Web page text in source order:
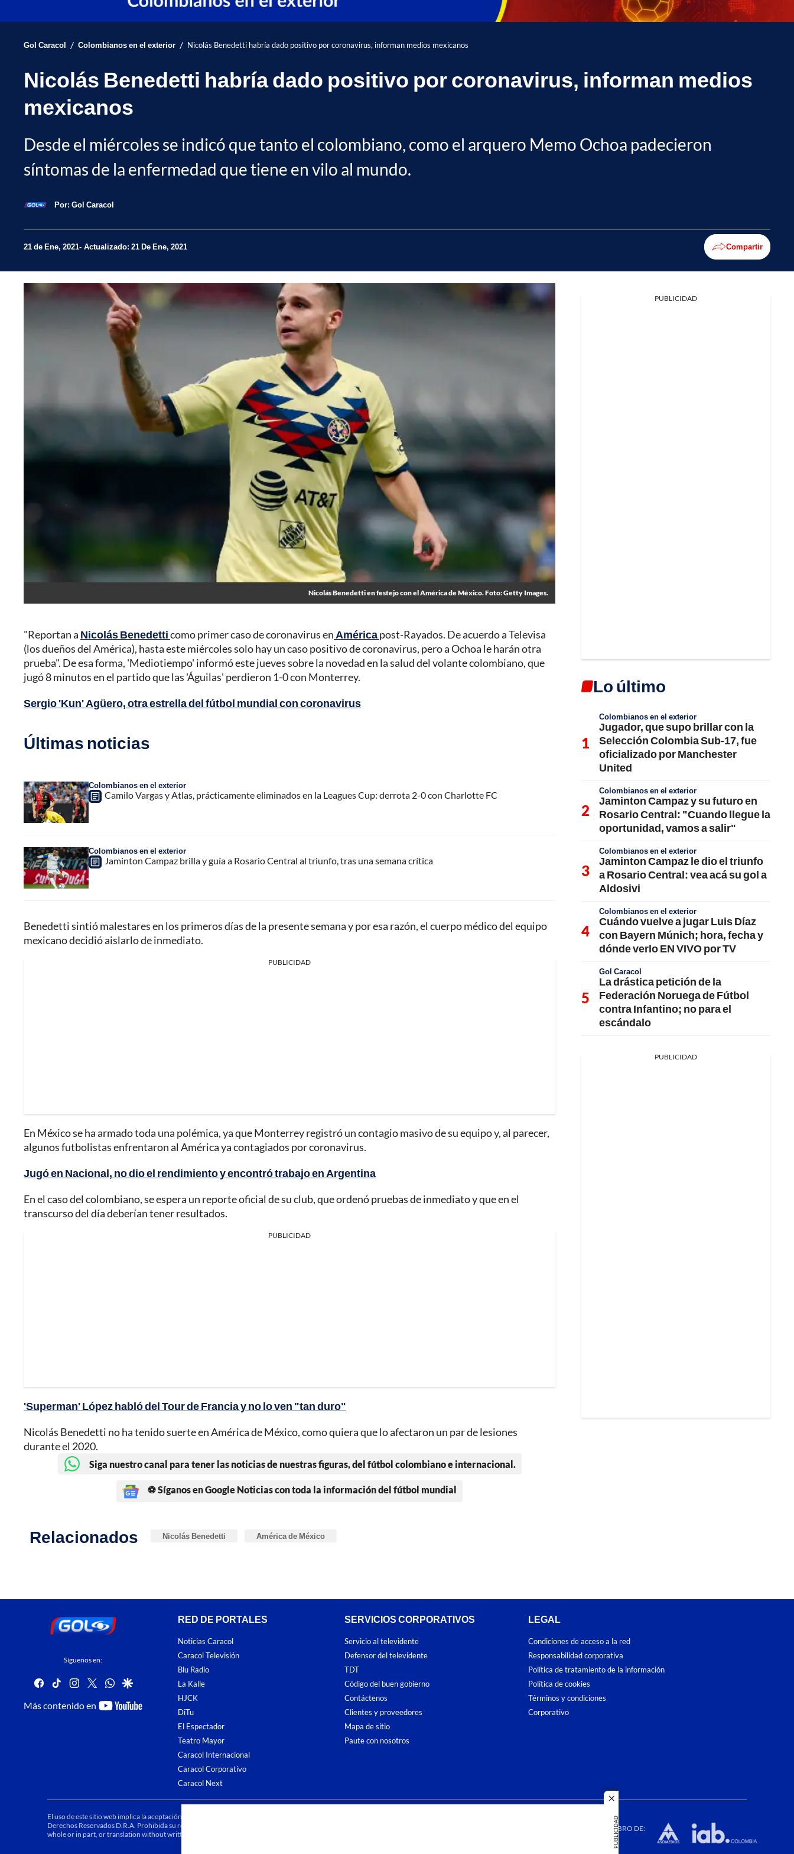
close
PUBLICIDAD
Gol Caracol / Colombianos en el exterior / Nicolás Benedetti habría dado positivo por coronavirus, informan medios mexicanos
Nicolás Benedetti habría dado positivo por coronavirus, informan medios
mexicanos
Desde el miércoles se indicó que tanto el colombiano, como el arquero Memo Ochoa padecieron
síntomas de la enfermedad que tiene en vilo al mundo.
Por: Gol Caracol
21 de Ene, 2021 Actualizado: 21 De Ene, 2021 Compartir
Nicolás Benedetti en festejo con el América de México. Foto: Getty Images.
"Reportan a Nicolás Benedetticomo primer caso de coronavirus en Américapost-Rayados. De acuerdo a Televisa
(los dueños del América), hasta este miércoles solo hay un caso positivo de coronavirus, pero a Ochoa le harán otra
prueba". De esa forma, 'Mediotiempo' informó este jueves sobre la novedad en la salud del volante colombiano, que
jugó 8 minutos en el partido que las 'Águilas' perdieron 1-0 con Monterrey.
Sergio 'Kun' Agüero, otra estrella del fútbol mundial con coronavirus
Últimas noticias
Colombianos en el exterior
Camilo Vargas y Atlas, prácticamente eliminados en la Leagues Cup: derrota 2-0 con Charlotte FC
Colombianos en el exterior
Jaminton Campaz brilla y guía a Rosario Central al triunfo, tras una semana crítica
Benedetti sintió malestares en los primeros días de la presente semana y por esa razón, el cuerpo médico del equipo
mexicano decidió aislarlo de inmediato.
PUBLICIDAD
En México se ha armado toda una polémica, ya que Monterrey registró un contagio masivo de su equipo y, al parecer,
algunos futbolistas enfrentaron al América ya contagiados por coronavirus.
Jugó en Nacional, no dio el rendimiento y encontró trabajo en Argentina
En el caso del colombiano, se espera un reporte oficial de su club, que ordenó pruebas de inmediato y que en el
transcurso del día deberían tener resultados.
PUBLICIDAD
'Superman' López habló del Tour de Francia y no lo ven "tan duro"
Nicolás Benedetti no ha tenido suerte en América de México, como quiera que lo afectaron un par de lesiones
durante el 2020.
Siga nuestro canal para tener las noticias de nuestras figuras, del fútbol colombiano e internacional.
⚽ Síganos en Google Noticias con toda la información del fútbol mundial
Relacionados Nicolás Benedetti América de México
PUBLICIDAD
Lo último
Colombianos en el exterior
Jugador, que supo brillar con la
Selección Colombia Sub-17, fue
oficializado por Manchester
United
Colombianos en el exterior
Jaminton Campaz y su futuro en
Rosario Central: "Cuando llegue la
oportunidad, vamos a salir"
Colombianos en el exterior
Jaminton Campaz le dio el triunfo
a Rosario Central: vea acá su gol a
Aldosivi
Colombianos en el exterior
Cuándo vuelve a jugar Luis Díaz
con Bayern Múnich; hora, fecha y
dónde verlo EN VIVO por TV
Gol Caracol
La drástica petición de la
Federación Noruega de Fútbol
contra Infantino; no para el
escándalo
PUBLICIDAD
Síguenos en:
facebook
tiktokinstagram
twitterwhatsapp
google
Más contenido en
youtube-
RED DE PORTALES
Noticias Caracol
Caracol Televisión
Blu Radio
La Kalle
HJCK
DiTu
El Espectador
Teatro Mayor
Caracol Internacional
Caracol Corporativo
Caracol Next
SERVICIOS CORPORATIVOS
Servicio al televidente
Defensor del televidente
TDT
Código del buen gobierno
Contáctenos
Clientes y proveedores
Mapa de sitio
Paute con nosotros
LEGAL
Condiciones de acceso a la red
Responsabilidad corporativa
Política de tratamiento de la información
Política de cookies
Términos y condiciones
Corporativo
El uso de este sitio web implica la aceptación de los
Derechos Reservados D.R.A. Prohibida su reproducción total o parcial, así como su traducción a cualquier idioma sin autorización escrita de su titular. Reproduction in
whole or in part, or translation without written permission is prohibited. All rights reserved 2025.
MIEMBRO DE: